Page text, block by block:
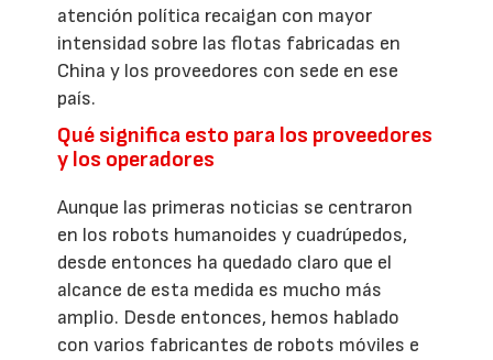
atención política recaigan con mayor
intensidad sobre las flotas fabricadas en
China y los proveedores con sede en ese
país.
Qué significa esto para los proveedores
y los operadores
Aunque las primeras noticias se centraron
en los robots humanoides y cuadrúpedos,
desde entonces ha quedado claro que el
alcance de esta medida es mucho más
amplio. Desde entonces, hemos hablado
con varios fabricantes de robots móviles e